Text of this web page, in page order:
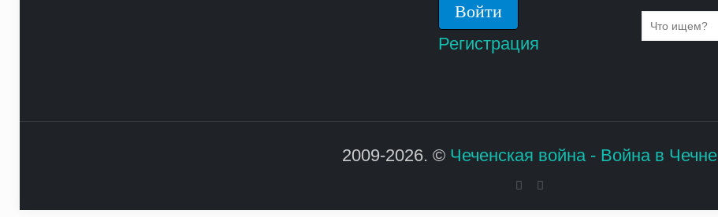
Регистрация
2009-2026. © Чеченская война - Война в Чечне